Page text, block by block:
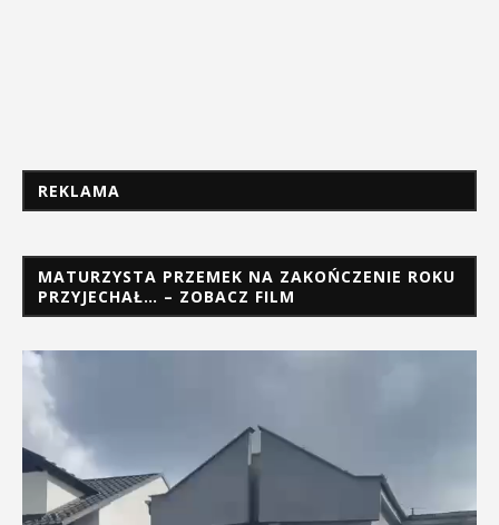
REKLAMA
MATURZYSTA PRZEMEK NA ZAKOŃCZENIE ROKU
PRZYJECHAŁ… – ZOBACZ FILM
Odtwarzacz